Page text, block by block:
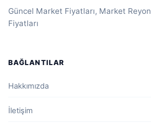
Güncel Market Fiyatları, Market Reyon
Fiyatları
BAĞLANTILAR
Hakkımızda
İletişim